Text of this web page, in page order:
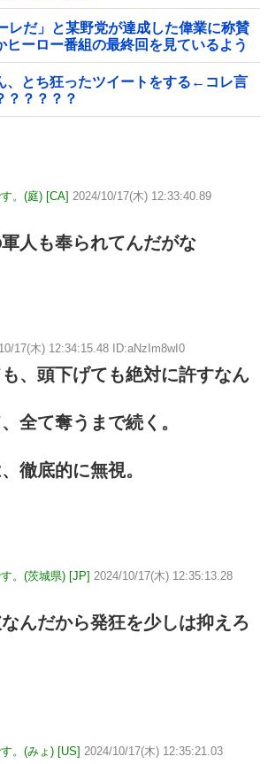
レだ」と某野党が達成した偉業に称賛
ヒーロー番組の最終回を見ているよう
、とち狂ったツイートをする←コレ言
？？？？？
。(庭) [CA] 2024/10/17(木) 12:33:40.89
人も奉られてんだがな
17(木) 12:34:15.48 ID:aNzIm8wI0
、頭下げても絶対に許すなん
全て奪うまで続く。
徹底的に無視。
。(茨城県) [JP] 2024/10/17(木) 12:35:13.28
んだから発狂を少しは抑えろ
。(みょ) [US] 2024/10/17(木) 12:35:21.03